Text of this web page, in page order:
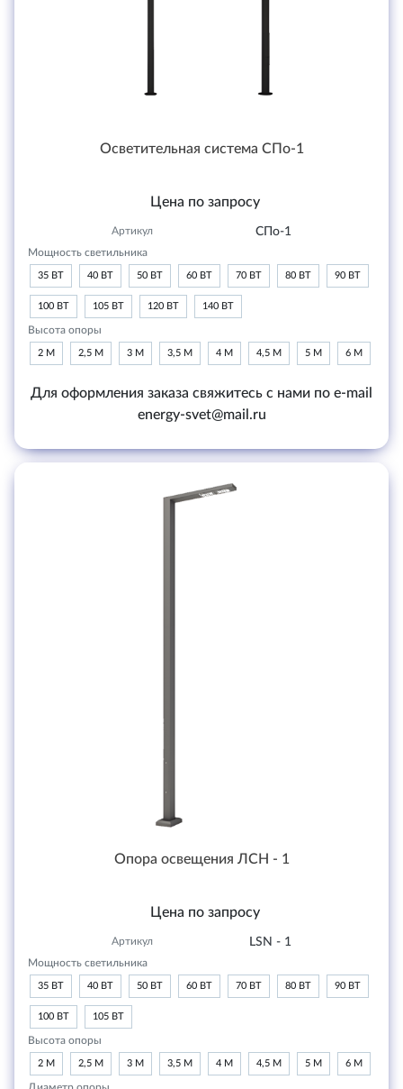
Осветительная система СПо-1
Цена по запросу
Артикул СПо-1
Мощность светильника
35 ВТ 40 ВТ 50 ВТ 60 ВТ 70 ВТ 80 ВТ 90 ВТ
100 ВТ 105 ВТ 120 ВТ 140 ВТ
Высота опоры
2 М 2,5 М 3 М 3,5 М 4 М 4,5 М 5 М 6 М
Для оформления заказа свяжитесь с нами по e-mail
energy-svet@mail.ru
Опора освещения ЛСН - 1
Цена по запросу
Артикул LSN - 1
Мощность светильника
35 ВТ 40 ВТ 50 ВТ 60 ВТ 70 ВТ 80 ВТ 90 ВТ
100 ВТ 105 ВТ
Высота опоры
2 М 2,5 М 3 М 3,5 М 4 М 4,5 М 5 М 6 М